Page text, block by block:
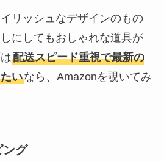
リッシュなデザインのもの
にしてもおしゃれな道具が
配送スピード重視で最新の
いなら、Amazonを覗いてみ
グ